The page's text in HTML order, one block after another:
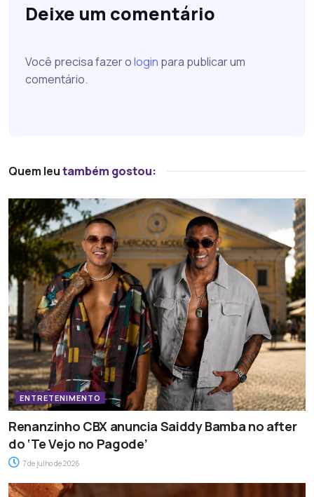
Deixe um comentário
Você precisa fazer ologin para publicar um
comentário.
Quem leutambém gostou:
ENTRETENIMENTO
Renanzinho CBX anuncia Saiddy Bamba no after
do ‘Te Vejo no Pagode’
7 de julho de 2026